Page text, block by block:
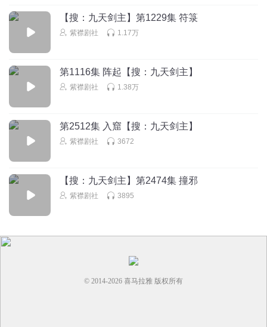
【搜：九天剑主】第1229集 符箓
紫襟剧社 1.17万
第1116集 阵起【搜：九天剑主】
紫襟剧社 1.38万
第2512集 入窟【搜：九天剑主】
紫襟剧社 3672
【搜：九天剑主】第2474集 撞邪
紫襟剧社 3895
© 2014-2026 喜马拉雅 版权所有